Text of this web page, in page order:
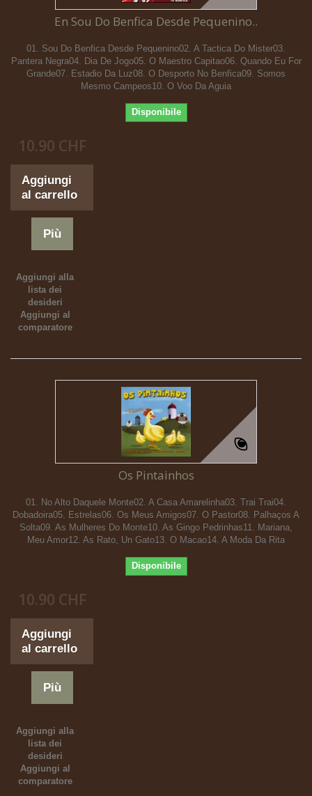
En Sou Do Benfica Desde Pequenino..
01. Sou Do Benfica Desde Pequenino02. A Tactica Do Mister03.
Pantera Negra04. Dia De Jogo05. O Maestro Capitao06. Quando Eu For
Grande07. Estadio Da Luz08. O Desporto No Benfica09. Somos
Mesmo Campeos10. O Voo Da Aguia
Disponibile
10.90 CHF
Aggiungi
al carrello
Più
Aggiungi alla
lista dei
desideri
Aggiungi al
comparatore
Os Pintainhos
01. No Alto Daquele Monte02. A Casa Amarelinha03. Trai Trai04.
Dobadoira05. Estrelas06. Os Meus Amigos07. O Pastor08. Palhaços A
Solta09. As Mulheres Do Monte10. As Gingo Pedrinhas11. Mariana,
Meu Amor12. As Rato, Un Gato13. O Macao14. A Moda Da Rita
Disponibile
10.90 CHF
Aggiungi
al carrello
Più
Aggiungi alla
lista dei
desideri
Aggiungi al
comparatore